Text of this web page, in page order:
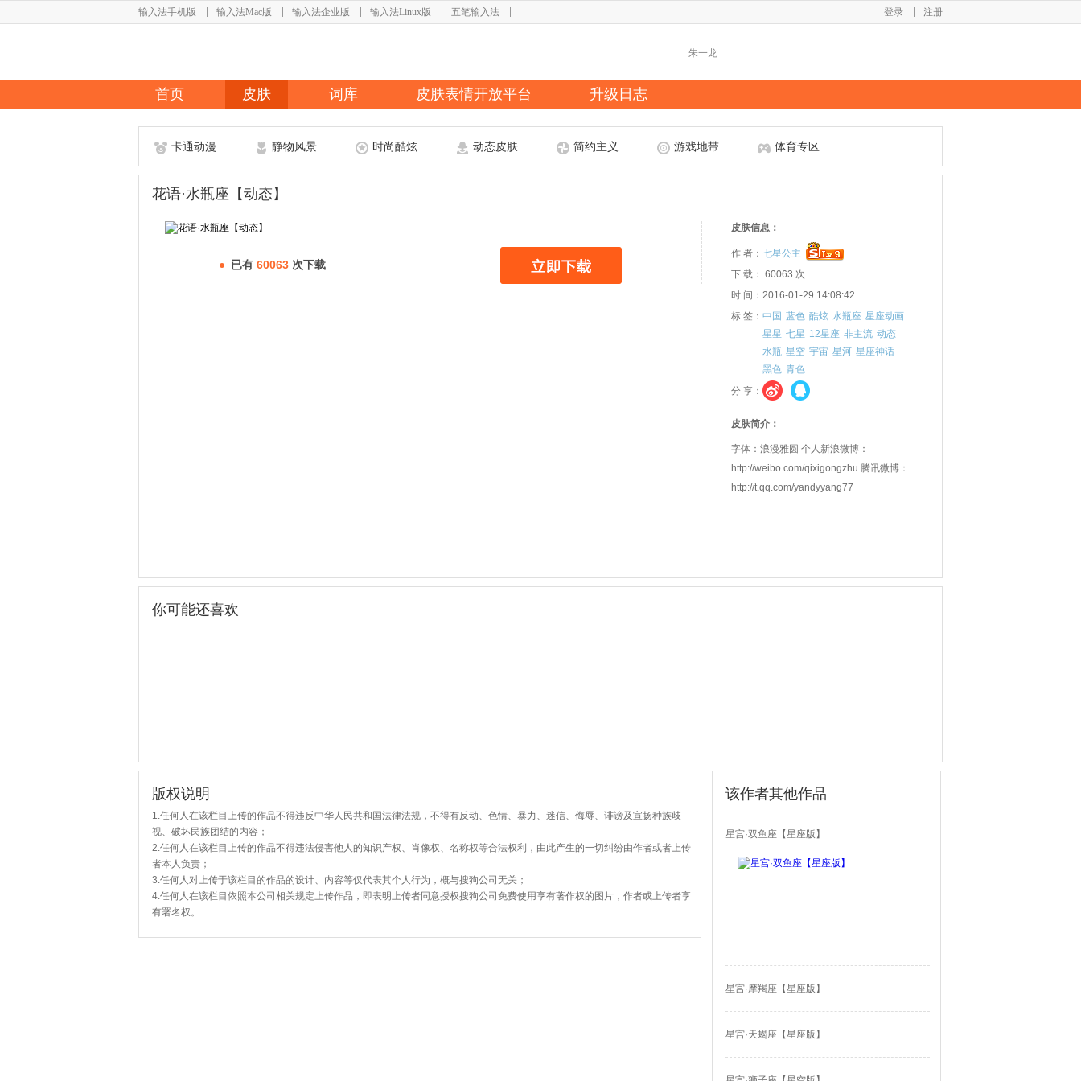
输入法手机版 输入法Mac版 输入法企业版 输入法Linux版 五笔输入法 注册
登录
首页 皮肤 词库 皮肤表情开放平台 升级日志
卡通动漫 静物风景 时尚酷炫 动态皮肤 简约主义 游戏地带 体育专区
花语·水瓶座【动态】
已有 60063 次下载
皮肤信息：
作 者： 七星公主
下 载： 60063 次
时 间：2016-01-29 14:08:42
标 签： 中国 蓝色 酷炫 水瓶座 星座动画
星星 七星 12星座 非主流 动态
水瓶 星空 宇宙 星河 星座神话
黑色 青色
分 享：
皮肤简介：
字体：浪漫雅圆 个人新浪微博：
http://weibo.com/qixigongzhu 腾讯微博：
http://t.qq.com/yandyyang77
你可能还喜欢
版权说明
1.任何人在该栏目上传的作品不得违反中华人民共和国法律法规，不得有反动、色情、暴力、迷信、侮辱、诽谤及宣扬种族歧
视、破坏民族团结的内容；
2.任何人在该栏目上传的作品不得违法侵害他人的知识产权、肖像权、名称权等合法权利，由此产生的一切纠纷由作者或者上传
者本人负责；
3.任何人对上传于该栏目的作品的设计、内容等仅代表其个人行为，概与搜狗公司无关；
4.任何人在该栏目依照本公司相关规定上传作品，即表明上传者同意授权搜狗公司免费使用享有著作权的图片，作者或上传者享
有署名权。
该作者其他作品
星宫·双鱼座【星座版】
星宫·摩羯座【星座版】
星宫·天蝎座【星座版】